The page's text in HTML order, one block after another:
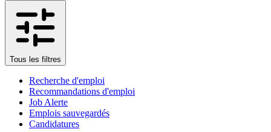
Tous les filtres
Recherche d'emploi
Recommandations d'emploi
Job Alerte
Emplois sauvegardés
Candidatures